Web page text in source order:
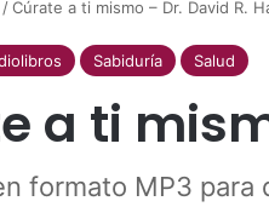
/Cúrate a ti mismo – Dr. David R.
Sabiduría Salud
a ti
formato MP3 para